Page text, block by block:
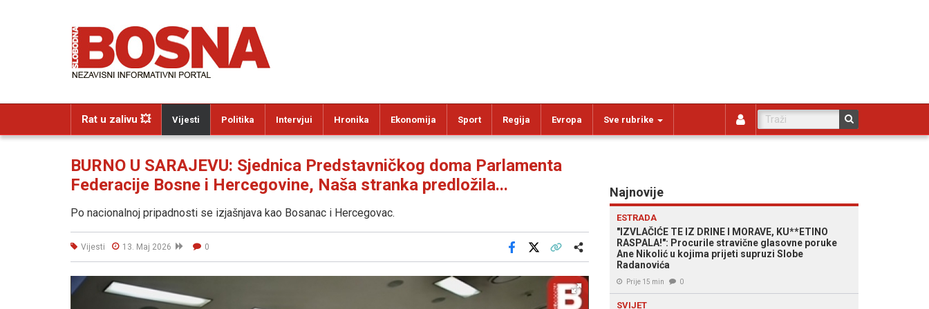
Rat u zalivu 💥 Vijesti Politika Intervjui Hronika Ekonomija Sport Regija Evropa Sve rubrike
BURNO U SARAJEVU: Sjednica Predstavničkog doma Parlamenta
Federacije Bosne i Hercegovine, Naša stranka predložila...
Po nacionalnoj pripadnosti se izjašnjava kao Bosanac i Hercegovac.
Vijesti 13. Maj 2026 0
Facebook
Najnovije
ESTRADA
"IZVLAČIĆE TE IZ DRINE I MORAVE, KU**ETINO
RASPALA!": Procurile stravične glasovne poruke
Ane Nikolić u kojima prijeti supruzi Slobe
Radanovića
Prije 15 min 0
SVIJET